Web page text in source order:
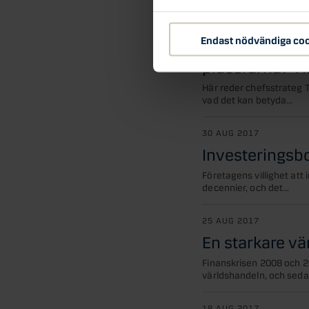
Endast nödvändiga
25 SEP 2017
Vad betyder
placerarna?
Här reder chefsstrateg
vad det kan betyda...
30 AUG 2017
Företagens villighet att
decennier, och det...
25 AUG 2017
En starkare
Finanskrisen 2008 och
världshandeln, och